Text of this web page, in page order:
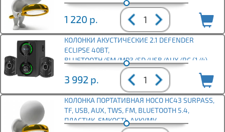
1 220 р.
КОЛОНКИ АКУСТИЧЕСКИЕ 2.1 DEFENDER
ECLIPSE 40ВТ,
BLUETOOTH/FM/MP3/SD/USB/AUX/RC (1/4)
3 992 р.
КОЛОНКА ПОРТАТИВНАЯ HOCO HC43 SURPASS,
TF, USB, AUX, TWS, FM, BLUETOOTH 5.4,
ПЛАСТИК, ЕМКОСТЬ АККУМУ